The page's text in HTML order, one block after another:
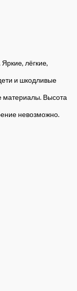
лёгкие,
и шкодливые
материалы. Высота
невозможно.